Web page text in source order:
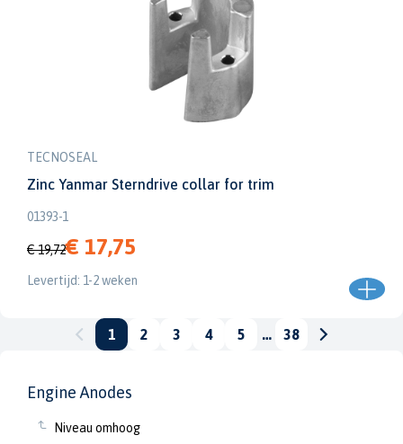
Engine Anodes
Niveau omhoog
TECNOSEAL
Zinc Yanmar Sterndrive collar for trim
01393-1
€ 19,72€ 17,75
Levertijd: 1-2 weken
1 2 3 4 5 … 38